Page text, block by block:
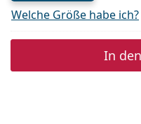
Welche Größe habe ich?
In